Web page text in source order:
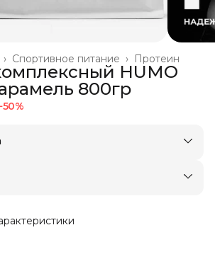
Протеин
Спортивное питание ›
›
HUMO
800гр
50%
в Сплит